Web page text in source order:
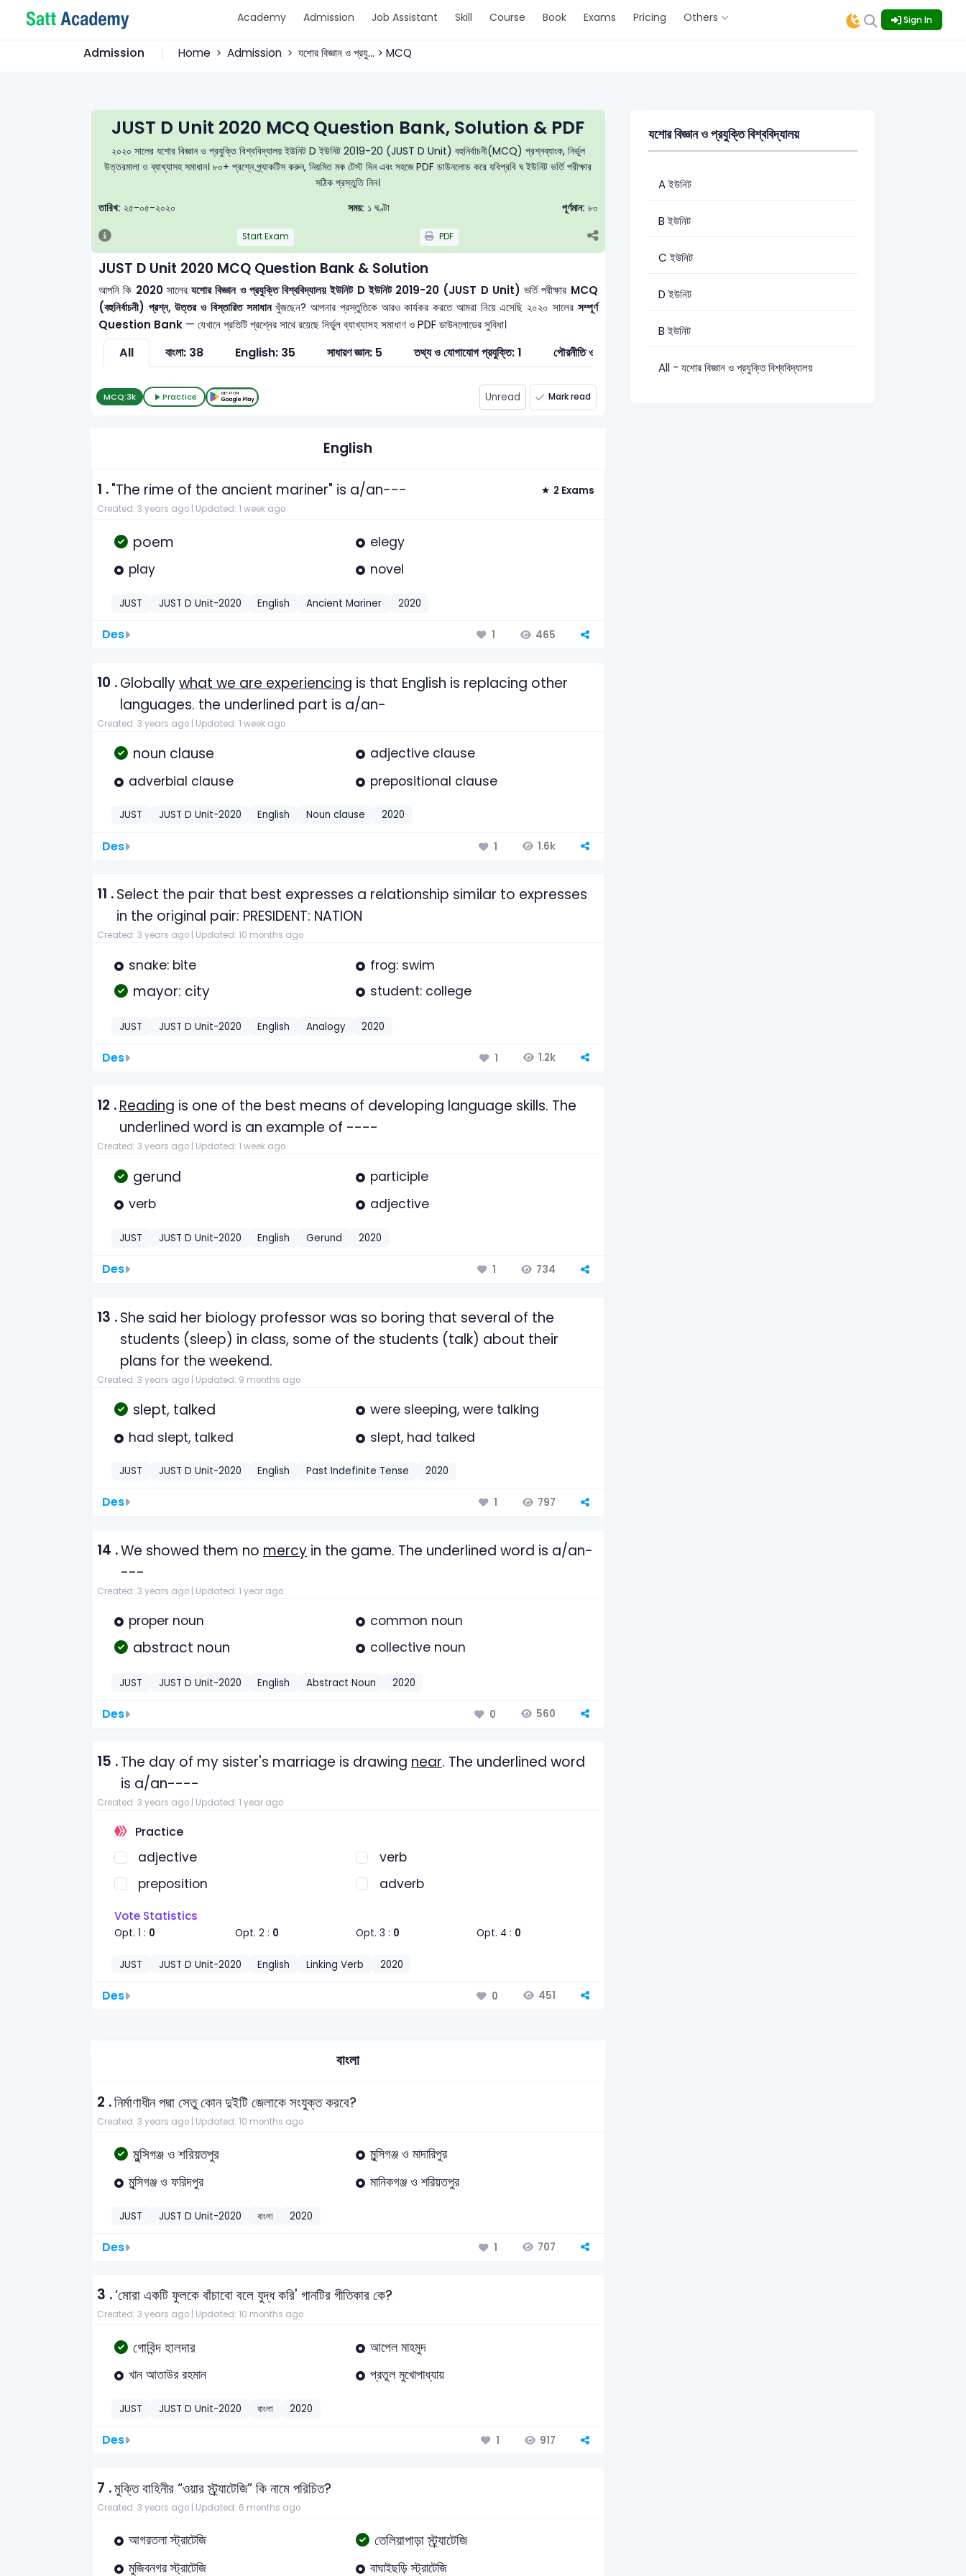
Academy Admission Job Assistant Skill Course Book Exams Pricing Others Sign In
Admission Home Admission যশোর বিজ্ঞান ও প্রযু... > MCQ
JUST D Unit 2020 MCQ Question Bank, Solution & PDF
২০২০ সালের যশোর বিজ্ঞান ও প্রযুক্তি বিশ্ববিদ্যালয় ইউনিট D ইউনিট 2019-20 (JUST D Unit) বহুনির্বাচনী(MCQ) প্রশ্নব্যাংক, নির্ভুল
উত্তরমালা ও ব্যাখ্যাসহ সমাধান। ৮০+ প্রশ্নে প্র্যাকটিস করুন, নিয়মিত মক টেস্ট দিন এবং সহজে PDF ডাউনলোড করে যবিপ্রবি ঘ ইউনিট ভর্তি পরীক্ষার
সঠিক প্রস্তুতি নিন।
তারিখ: ২৫-০৫-২০২০ সময়: ১ ঘণ্টা পূর্ণমান: ৮০
Start Exam PDF
JUST D Unit 2020 MCQ Question Bank & Solution
আপনি কি 2020সালেরযশোর বিজ্ঞান ও প্রযুক্তি বিশ্ববিদ্যালয় ইউনিট D ইউনিট 2019-20 (JUST D Unit)ভর্তি পরীক্ষার MCQ
(বহুনির্বাচনী) প্রশ্ন, উত্তর ও বিস্তারিত সমাধানখুঁজছেন? আপনার প্রস্তুতিকে আরও কার্যকর করতে আমরা নিয়ে এসেছি ২০২০ সালের সম্পূর্ণ
Question Bank — যেখানে প্রতিটি প্রশ্নের সাথে রয়েছে নির্ভুল ব্যাখ্যাসহ সমাধাণ ও PDF ডাউনলোডের সুবিধা।
All বাংলা: 38 English: 35 সাধারণ জ্ঞান: 5 তথ্য ও যোগাযোগ প্রযুক্তি: 1 পৌরনীতি ও সুশাসন: 1
MCQ:3k Practice Unread Mark read
English
1 ."The rime of the ancient mariner" is a/an--- 2 Exams
Created: 3 years ago | Updated: 1 week ago
poem
elegy
play
novel
JUST JUST D Unit-2020 English Ancient Mariner 2020
Des 1 465
10 .Globallywhat we are experiencing is that English is replacing other
languages. the underlined part is a/an-
Created: 3 years ago | Updated: 1 week ago
noun clause
adjective clause
adverbial clause
prepositional clause
JUST JUST D Unit-2020 English Noun clause 2020
Des 1 1.6k
11 .Select the pair that best expresses a relationship similar to expresses
in the original pair: PRESIDENT: NATION
Created: 3 years ago | Updated: 10 months ago
snake: bite frog: swim
mayor: city student: college
JUST JUST D Unit-2020 English Analogy 2020
Des 1 1.2k
12 .Reading is one of the best means of developing language skills. The
underlined word is an example of ----
Created: 3 years ago | Updated: 1 week ago
gerund
participle
verb
adjective
JUST JUST D Unit-2020 English Gerund 2020
Des 1 734
13 .She said her biology professor was so boring that several of the
students (sleep) in class, some of the students (talk) about their
plans for the weekend.
Created: 3 years ago | Updated: 9 months ago
slept, talked
were sleeping, were talking
had slept, talked
slept, had talked
JUST JUST D Unit-2020 English Past Indefinite Tense 2020
Des 1 797
14 .We showed them no mercy in the game. The underlined word is a/an-
---
Created: 3 years ago | Updated: 1 year ago
proper noun common noun
abstract noun collective noun
JUST JUST D Unit-2020 English Abstract Noun 2020
Des 0 560
15 .The day of my sister's marriage is drawing near. The underlined word
is a/an----
Created: 3 years ago | Updated: 1 year ago
Practice
adjective
verb
preposition
adverb
Vote Statistics
Opt. 1 : 0 Opt. 2 : 0 Opt. 3 : 0 Opt. 4 : 0
JUST JUST D Unit-2020 English Linking Verb 2020
Des 0 451
বাংলা
2 .নির্মাণাধীন পদ্মা সেতু কোন দুইটি জেলাকে সংযুক্ত করবে?
Created: 3 years ago | Updated: 10 months ago
মুন্সিগঞ্জ ও শরিয়তপুর
মুন্সিগঞ্জ ও মাদারিপুর
মুন্সিগঞ্জ ও ফরিদপুর
মানিকগঞ্জ ও শরিয়তপুর
JUST JUST D Unit-2020 বাংলা 2020
Des 1 707
3 .‘মোরা একটি ফুলকে বাঁচাবো বলে যুদ্ধ করি' গানটির গীতিকার কে?
Created: 3 years ago | Updated: 10 months ago
গোবিন্দ হালদার
আপেল মাহমুদ
খান আতাউর রহমান
প্রতুল মুখোপাধ্যায়
JUST JUST D Unit-2020 বাংলা 2020
Des 1 917
7 .মুক্তি বাহিনীর “ওয়ার স্ট্র্যাটেজি” কি নামে পরিচিত?
Created: 3 years ago | Updated: 6 months ago
আগরতলা স্ট্রাটেজি তেলিয়াপাড়া স্ট্র্যাটেজি
মুজিবনগর স্ট্রাটেজি বাঘাইছড়ি স্ট্রাটেজি
যশোর বিজ্ঞান ও প্রযুক্তি বিশ্ববিদ্যালয়
A ইউনিট
B ইউনিট
C ইউনিট
D ইউনিট
B ইউনিট
All - যশোর বিজ্ঞান ও প্রযুক্তি বিশ্ববিদ্যালয়